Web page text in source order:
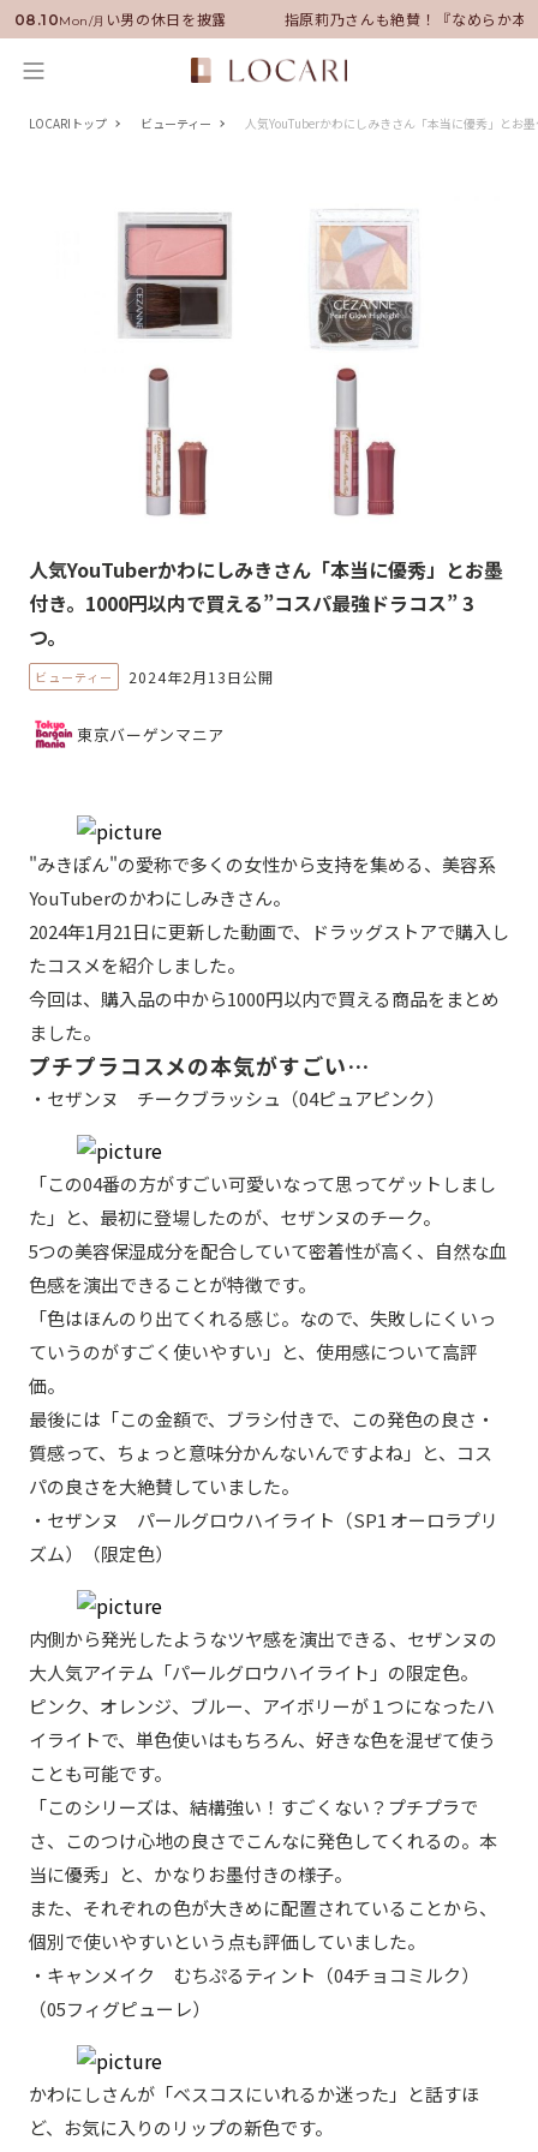
08.10Mon/月
ーに就任！いい男の休日を披露 指原莉乃さんも絶賛！『なめらか本
LOCARIトップ ビューティー 人気YouTuberかわにしみきさん「本当に優秀」とお
人気YouTuberかわにしみきさん「本当に優秀」とお墨
付き。1000円以内で買える”コスパ最強ドラコス” 3
つ。
ビューティー 2024年2月13日公開
東京バーゲンマニア
"みきぽん"の愛称で多くの女性から支持を集める、美容系
YouTuberのかわにしみきさん。
2024年1月21日に更新した動画で、ドラッグストアで購入し
たコスメを紹介しました。
今回は、購入品の中から1000円以内で買える商品をまとめ
ました。
プチプラコスメの本気がすごい…
・セザンヌ チークブラッシュ（04ピュアピンク）
「この04番の方がすごい可愛いなって思ってゲットしまし
た」と、最初に登場したのが、セザンヌのチーク。
5つの美容保湿成分を配合していて密着性が高く、自然な血
色感を演出できることが特徴です。
「色はほんのり出てくれる感じ。なので、失敗しにくいっ
ていうのがすごく使いやすい」と、使用感について高評
価。
最後には「この金額で、ブラシ付きで、この発色の良さ・
質感って、ちょっと意味分かんないんですよね」と、コス
パの良さを大絶賛していました。
・セザンヌ パールグロウハイライト（SP1 オーロラプリ
ズム）（限定色）
内側から発光したようなツヤ感を演出できる、セザンヌの
大人気アイテム「パールグロウハイライト」の限定色。
ピンク、オレンジ、ブルー、アイボリーが１つになったハ
イライトで、単色使いはもちろん、好きな色を混ぜて使う
ことも可能です。
「このシリーズは、結構強い！すごくない？プチプラで
さ、このつけ心地の良さでこんなに発色してくれるの。本
当に優秀」と、かなりお墨付きの様子。
また、それぞれの色が大きめに配置されていることから、
個別で使いやすいという点も評価していました。
・キャンメイク むちぷるティント（04チョコミルク）
（05フィグピューレ）
かわにしさんが「ベスコスにいれるか迷った」と話すほ
ど、お気に入りのリップの新色です。